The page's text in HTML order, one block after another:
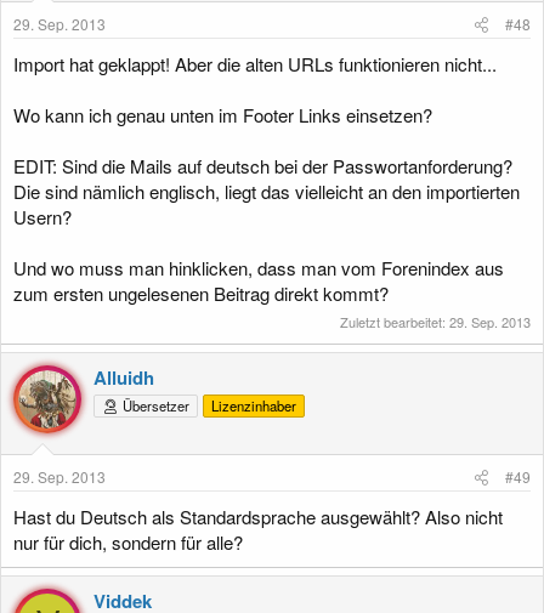
29. Sep. 2013 #48
Import hat geklappt! Aber die alten URLs funktionieren nicht...
Wo kann ich genau unten im Footer Links einsetzen?
EDIT: Sind die Mails auf deutsch bei der Passwortanforderung?
Die sind nämlich englisch, liegt das vielleicht an den importierten
Usern?
Und wo muss man hinklicken, dass man vom Forenindex aus
zum ersten ungelesenen Beitrag direkt kommt?
Zuletzt bearbeitet: 29. Sep. 2013
Alluidh
Übersetzer Lizenzinhaber
29. Sep. 2013 #49
Hast du Deutsch als Standardsprache ausgewählt? Also nicht
nur für dich, sondern für alle?
Viddek